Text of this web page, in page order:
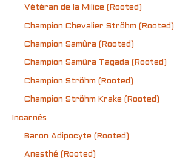
Vétéran de la Milice (Rooted)
Champion Chevalier Ströhm (Rooted)
Champion Samûra (Rooted)
Champion Samûra Tagada (Rooted)
Champion Ströhm (Rooted)
Champion Ströhm Krake (Rooted)
Incarnés
Baron Adipocyte (Rooted)
Anesthé (Rooted)